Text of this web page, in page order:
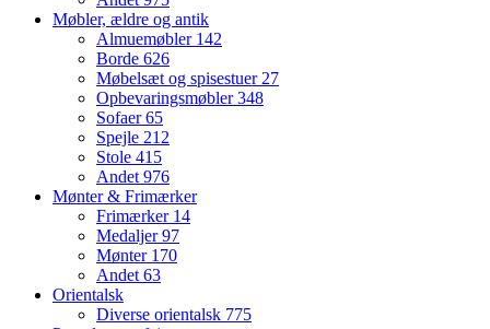
Møbler, ældre og antik
Almuemøbler 142
Borde 626
Møbelsæt og spisestuer27
Opbevaringsmøbler348
Sofaer65
Spejle 212
Stole 415
Andet976
Mønter & Frimærker
Frimærker 14
Medaljer97
Mønter 170
Andet63
Orientalsk
Diverse orientalsk 775